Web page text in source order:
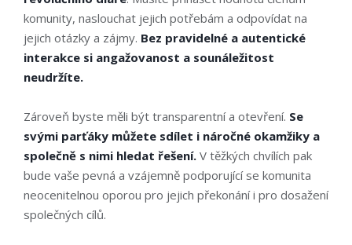
komunity, naslouchat jejich potřebám a odpovídat na
jejich otázky a zájmy. Bez pravidelné a autentické
interakce si angažovanost a sounáležitost
neudržíte.
Zároveň byste měli být transparentní a otevření. Se
svými parťáky můžete sdílet i náročné okamžiky a
společně s nimi hledat řešení. V těžkých chvílích pak
bude vaše pevná a vzájemně podporující se komunita
neocenitelnou oporou pro jejich překonání i pro dosažení
společných cílů.